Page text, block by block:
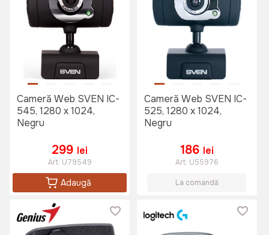
Cameră Web SVEN IC-
545, 1280 x 1024,
Negru
299 lei
Art: U79549
Adaugă
Cameră Web SVEN IC-
525, 1280 x 1024,
Negru
186 lei
Art: U55976
La comandă